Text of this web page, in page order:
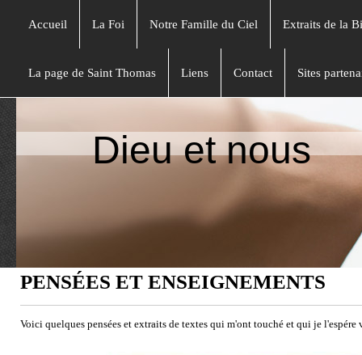
Accueil La Foi Notre Famille du Ciel Extraits de la
La page de Saint Thomas Liens Contact Sites
Dieu et nous
PENSÉES ET ENSEIGNEMENTS
Voici quelques pensées et extraits de textes qui m'ont touché et qui je l'espére